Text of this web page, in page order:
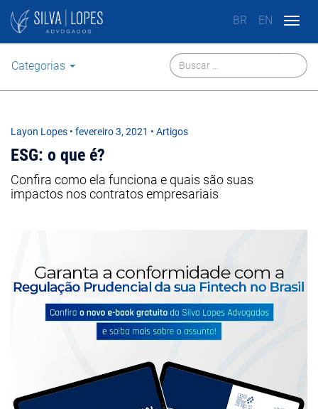
BR EN
Categorias
Layon Lopes • fevereiro 3, 2021 • Artigos
ESG: o que é?
Confira como ela funciona e quais são suas
impactos nos contratos empresariais